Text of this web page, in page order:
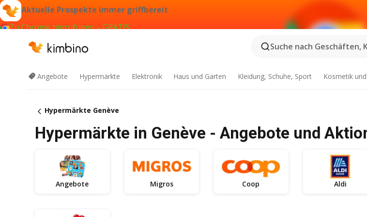
Aktuelle Prospekte immer griffbereit
Zu Chrome hinzufügen – GRATIS
Suche nach Geschäften,
Angebote Hypermärkte Elektronik Haus und Garten Kleidung, Schuhe, Sport Kosmetik
Hypermärkte Genève
Hypermärkte in Genève - Angebote und
Angebote Migros Coop Aldi